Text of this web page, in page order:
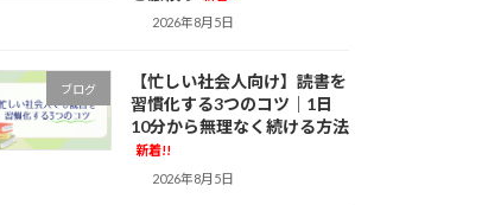
2026年8月5日
ブログ
【忙しい社会人向け】読書を
習慣化する3つのコツ｜1日
10分から無理なく続ける方法
新着!!
2026年8月5日